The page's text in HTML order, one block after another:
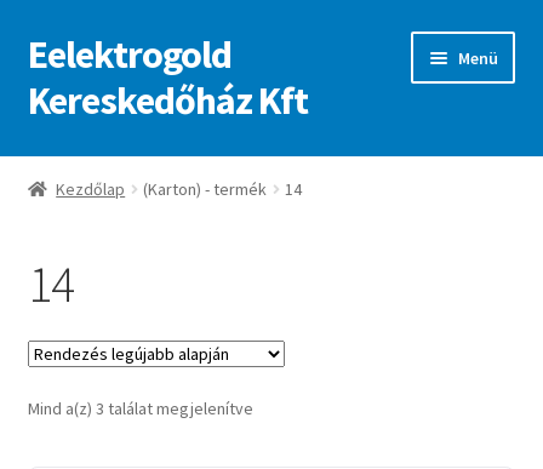
Ugrás
a
navigációhoz
Kilépés
a
tartalomba
Eelektrogold
Kereskedőház Kft
Menü
Kezdőlap
Adatvédelmi irányelvek
ajanlatkeres
Kezdőlap (Karton) - termék 14
14
Mind a(z) 3 találat megjelenítveSorted